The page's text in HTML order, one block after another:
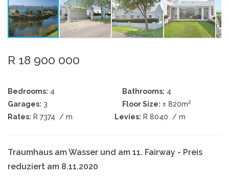
R 18 900 000
Bedrooms: 4 Bathrooms: 4
Garages: 3 Floor Size: ± 820m2
Rates: R 7374 / m Levies: R 8040 / m
Traumhaus am Wasser und am 11. Fairway - Preis
reduziert am 8.11.2020